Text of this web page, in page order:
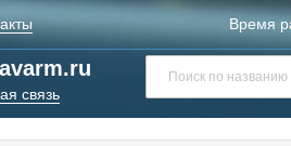
Время
связь